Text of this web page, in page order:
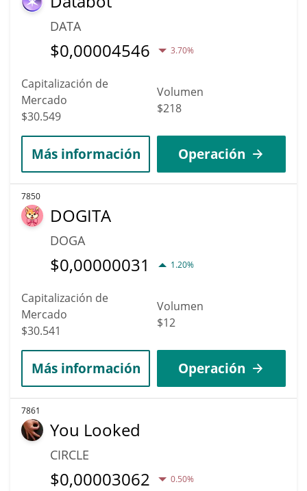
DATA
$0,00004546 3.70%
Capitalización de
Mercado
$30.549
Volumen
$218
Más información Operación
7850
DOGITA
DOGA
$0,00000031 1.20%
Capitalización de
Mercado
$30.541
Volumen
$12
Más información Operación
7861
You Looked
CIRCLE
$0,00003062 0.50%